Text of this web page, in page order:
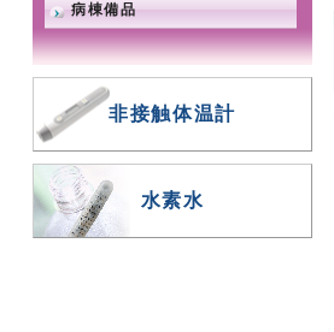
病棟備品
非接触体温計
水素水